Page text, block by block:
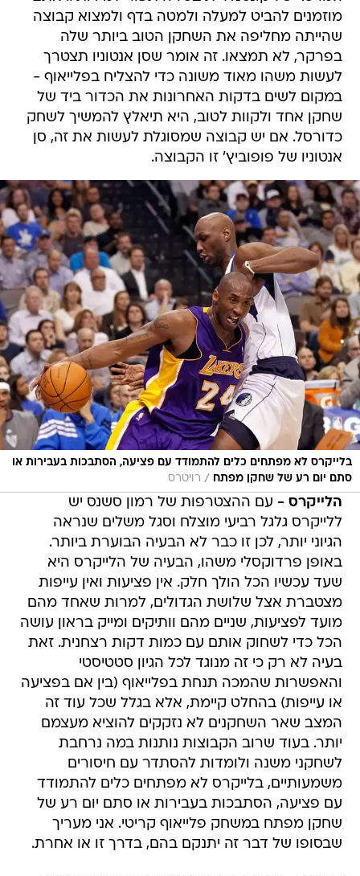
מוזמנים להביט למעלה ולמטה בדף ולמצוא קבוצה
שהייתה מחליפה את השחקן הטוב ביותר שלה
בפרקר, לא תמצאו. זה אומר שסן אנטוניו תצטרך
לעשות משהו מאוד משונה כדי להצליח בפלייאוף -
במקום לשים בדקות האחרונות את הכדור ביד של
שחקן אחד ולקוות לטוב, היא תיאלץ להמשיך לשחק
כדורסל. אם יש קבוצה שמסוגלת לעשות את זה, סן
אנטוניו של פופוביץ' זו הקבוצה.
בלייקרס לא מפתחים כלים להתמודד עם פציעה, הסתבכות בעבירות או
סתם יום רע של שחקן מפתח
/ רויטרס
הלייקרס - עם ההצטרפות של רמון סשנס יש
ללייקרס גלגל רביעי מוצלח וסגל משלים שנראה
הגיוני יותר, לכן זו כבר לא הבעיה הבוערת ביותר.
באופן פרדוקסלי משהו, הבעיה של הלייקרס היא
שעד עכשיו הכל הולך חלק. אין פציעות ואין עייפות
מצטברת אצל שלושת הגדולים, למרות שאחד מהם
מועד לפציעות, שניים מהם וותיקים ומייק בראון עושה
הכל כדי לשחוק אותם עם כמות דקות רצחנית. זאת
בעיה לא רק כי זה מנוגד לכל הגיון סטטיסטי
והאפשרות שהמכה תנחת בפלייאוף (בין אם בפציעה
או עייפות) בהחלט קיימת, אלא בגלל שכל עוד זה
המצב שאר השחקנים לא נזקקים להוציא מעצמם
יותר. בעוד שרוב הקבוצות נותנות במה נרחבת
לשחקני משנה ולומדות להסתדר עם חיסורים
משמעותיים, בלייקרס לא מפתחים כלים להתמודד
עם פציעה, הסתבכות בעבירות או סתם יום רע של
שחקן מפתח במשחק פלייאוף קריטי. אני מעריך
שבסופו של דבר זה יתנקם בהם, בדרך זו או אחרת.